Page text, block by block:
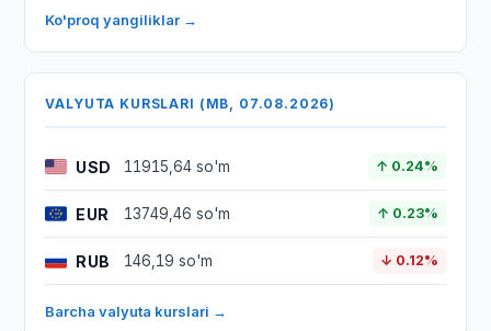
Ko'proq yangiliklar →
VALYUTA KURSLARI (MB, 07.08.2026)
USD 11915,64 so'm ↑ 0.24%
EUR 13749,46 so'm ↑ 0.23%
RUB 146,19 so'm ↓ 0.12%
Barcha valyuta kurslari →